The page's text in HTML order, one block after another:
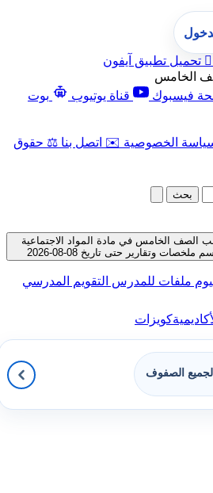
 تحميل تطبيق آيفون
الخامس
فيسبوك قناة يوتيوب
بوت
الخصوصية ✉️ اتصل بنا ⚖️ حقوق
بحث
الصف الخامس في مادة المواد الاجتماعية
وتقارير حتى تاريخ 08-08-2026
ملفات للمدرس التقويم المدرسي
كويزات
الصفوف